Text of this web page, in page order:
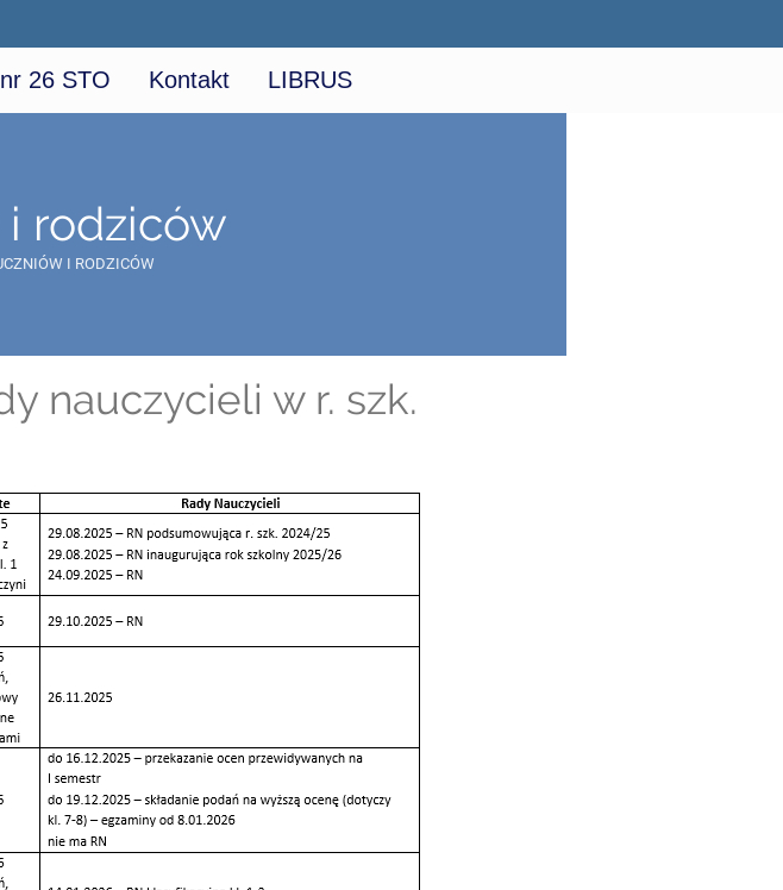
26 STO Kontakt LIBRUS
rodziców
I RODZICÓW
nauczycieli w r. szk.